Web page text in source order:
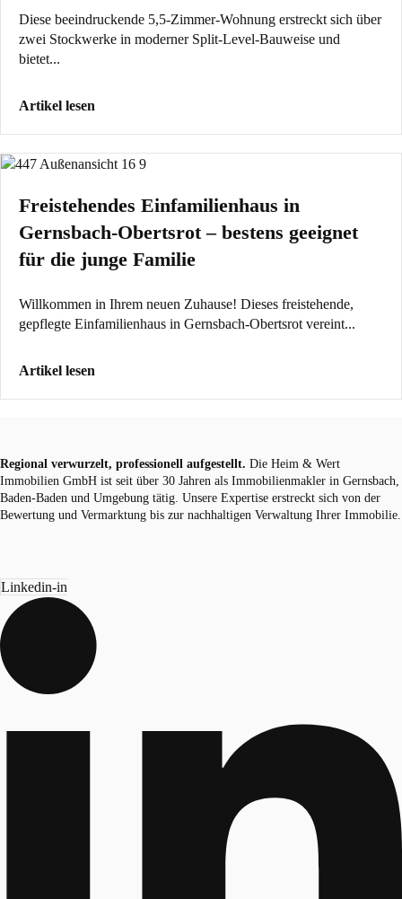
Diese beeindruckende 5,5-Zimmer-Wohnung erstreckt sich über
zwei Stockwerke in moderner Split-Level-Bauweise und
bietet...
Artikel lesen
Freistehendes Einfamilienhaus in
Gernsbach-Obertsrot – bestens geeignet
für die junge Familie
Willkommen in Ihrem neuen Zuhause! Dieses freistehende,
gepflegte Einfamilienhaus in Gernsbach-Obertsrot vereint...
Artikel lesen
Regional verwurzelt, professionell aufgestellt. Die Heim & Wert
Immobilien GmbH ist seit über 30 Jahren als Immobilienmakler in Gernsbach,
Baden-Baden und Umgebung tätig. Unsere Expertise erstreckt sich von der
Bewertung und Vermarktung bis zur nachhaltigen Verwaltung Ihrer Immobilie.
Linkedin-in